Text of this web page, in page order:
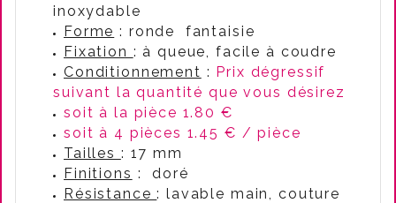
inoxydable
Forme : ronde fantaisie
Fixation : à queue, facile à coudre
Conditionnement : Prix dégressif
suivant la quantité que vous désirez
soit à la pièce 1.80 €
soit à 4 pièces 1.45 € / pièce
Tailles : 17 mm
Finitions : doré
Résistance: lavable main, couture